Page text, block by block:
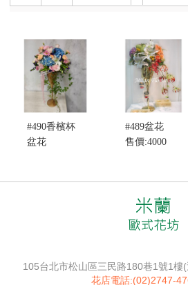
#490香檳杯
盆花
#489盆花
售價:4000
105台北市松山區三民路180巷1號1樓
花店電話:(02)2747-